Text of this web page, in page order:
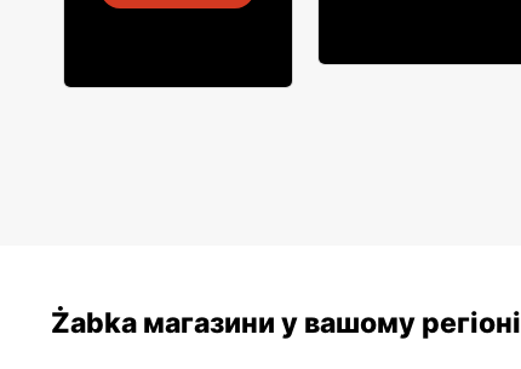
18 серп. 2026
Żabka магазини у вашому регіоні